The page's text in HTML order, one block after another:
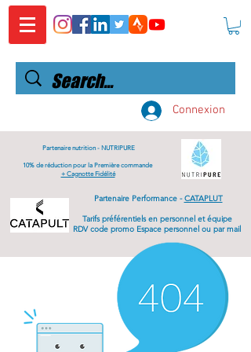
Connexion
Partenaire nutrition - NUTRIPURE
10% de réduction pour la Première commande
+ Cagnotte Fidélité
Partenaire Performance -CATAPLUT
Tarifspréférentielsen personnel et équipe
RDV code promo Espace personnel ou par mail